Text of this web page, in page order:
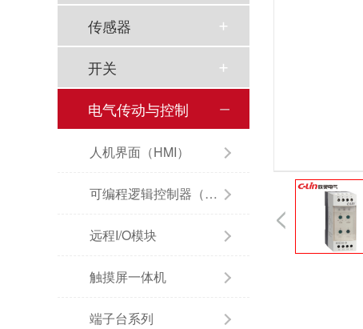
传感器
开关
电气传动与控制
人机界面（HMI）
可编程逻辑控制器（PLC）
远程I/O模块
触摸屏一体机
端子台系列